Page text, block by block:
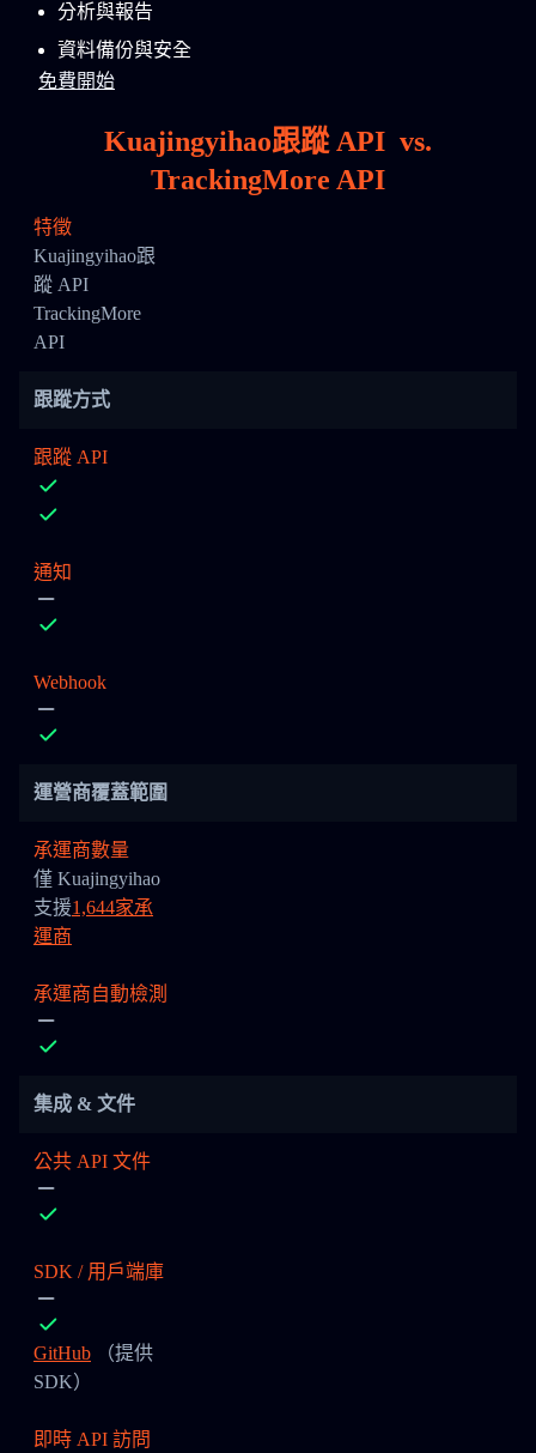
分析與報告
資料備份與安全
免費開始
Kuajingyihao跟蹤 API vs.
TrackingMore API
特徵
Kuajingyihao跟
蹤 API
TrackingMore
API
跟蹤方式
跟蹤 API
通知
Webhook
運營商覆蓋範圍
承運商數量
僅 Kuajingyihao
支援1,644家承
運商
承運商自動檢測
集成 & 文件
公共 API 文件
SDK / 用戶端庫
GitHub （提供
SDK）
即時 API 訪問